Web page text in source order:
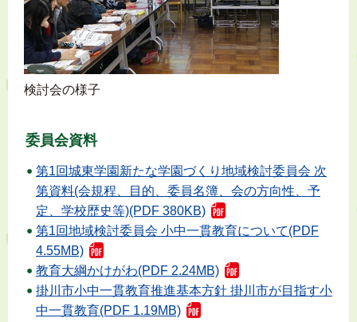
検討会の様子
委員会資料
第1回城東学園新たな学園づくり地域検討委員会 次
第資料(会規程、目的、委員名簿、会の方向性、予
定、学校歴史等)(PDF 380KB)
第1回地域検討委員会 小中一貫教育について(PDF
4.55MB)
教育大綱かけがわ(PDF 2.24MB)
掛川市小中一貫教育推進基本方針 掛川市が目指す小
中一貫教育(PDF 1.19MB)